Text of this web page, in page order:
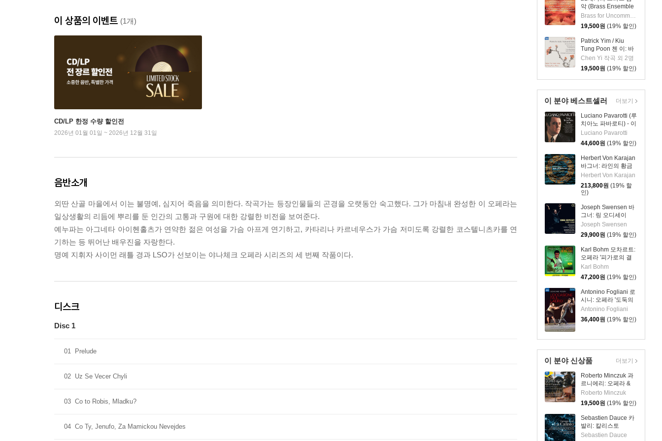
악 (Brass Ensemble
Music - 21st Century)Brass for Uncommon Times 실내악
19,500원 (19% 할인)
Patrick Yim / Kiu
Tung Poon 첸 이: 바
이올린, 비올라, 피아
노 작품집 (Chen Yi:
Works For Violin,
Viola And Piano)
Chen Yi 작곡 외 2명
19,500원 (19% 할인)
이 분야 베스트셀러
Luciano Pavarotti (루
치아노 파바로티) - 이
탈리아 오페라 리마스
터 (Tenor Arias From
Italian Opera) [LP]
Luciano Pavarotti
44,600원 (19% 할인)
Herbert Von Karajan
바그너: 라인의 황금
(Wagner: Das
Rheingold) [3LP]
Herbert Von Karajan
213,800원 (19% 할
인)
Joseph Swensen 바
그너: 링 오디세이
(Ring Odyssey)
Joseph Swensen
29,900원 (19% 할인)
Karl Bohm 모차르트:
오페라 '피가로의 결
혼' - 칼 뵘 (Mozart:
The Marriage of
Figaro)
Karl Bohm
47,200원 (19% 할인)
Antonino Fogliani 로
시니: 오페라 '도둑의
기회' (Rossini:
L'Occasione fa il
Ladro)
Antonino Fogliani
36,400원 (19% 할인)
더보기
이 분야 신상품
Roberto Minczuk 과
르니에리: 오페라 &
관현악 작품집
(Guarnieri: Pedro
Malazarte)
Roberto Minczuk
19,500원 (19% 할인)
Sebastien Dauce 카
발리: 칼리스토
(Cavalli: La Calisto)
Sebastien Dauce
더보기
이 상품의 이벤트 (1개)
CD/LP 한정 수량 할인전
2026년 01월 01일 ~ 2026년 12월 31일
음반소개
외딴 산골 마을에서 이는 불명예, 심지어 죽음을 의미한다. 작곡가는 등장인물들의 곤경을 오랫동안 숙고했다. 그가 마침내 완성한 이 오페라는
일상생활의 리듬에 뿌리를 둔 인간의 고통과 구원에 대한 강렬한 비전을 보여준다.
예누파는 아그네타 아이헨홀츠가 연약한 젊은 여성을 가슴 아프게 연기하고, 카타리나 카르네우스가 가슴 저미도록 강렬한 코스텔니츠카를 연
기하는 등 뛰어난 배우진을 자랑한다.
명예 지휘자 사이먼 래틀 경과 LSO가 선보이는 야나체크 오페라 시리즈의 세 번째 작품이다.
디스크
Disc 1
01 Prelude
02 Uz Se Vecer Chyli
03 Co to Robis, Mladku?
04 Co Ty, Jenufo, Za Mamickou Nevejdes